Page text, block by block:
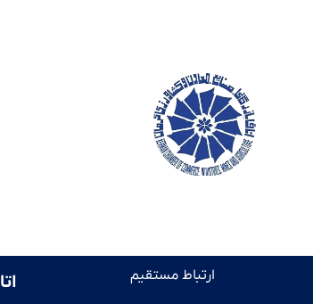
ارتباط مستقیم